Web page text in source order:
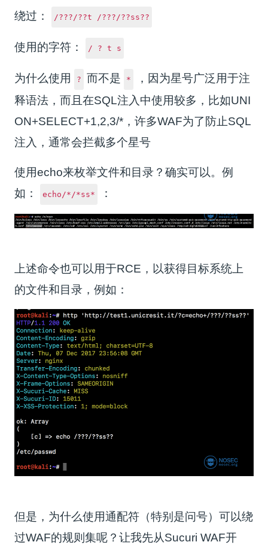
绕过： /???/??t /???/??ss??
使用的字符： / ? t s
为什么使用 ? 而不是 *
，因为星号广泛用于注
释语法，而且在SQL注入中使用较多，比如UNI
ON+SELECT+1,2,3/*，许多WAF为了防止SQL
注入，通常会拦截多个星号
使用echo来枚举文件和目录？确实可以。例
如：
echo/*/*ss* ：
上述命令也可以用于RCE，以获得目标系统上
的文件和目录，例如：
但是，为什么使用通配符（特别是问号）可以绕
过WAF的规则集呢？让我先从Sucuri WAF开